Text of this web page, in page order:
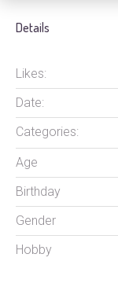
Details
Likes:
Date:
Categories:
Age
Birthday
Gender
Hobby